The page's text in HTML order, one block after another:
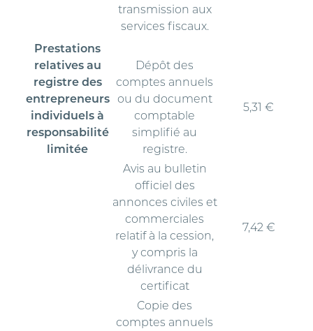
Prestations
relatives au
registre des
entrepreneurs
individuels à
responsabilité
limitée
transmission aux
services fiscaux.
Dépôt des
comptes annuels
ou du document
comptable
simplifié au
registre.
5,31 €
Avis au bulletin
officiel des
annonces civiles et
commerciales
relatif à la cession,
y compris la
délivrance du
certificat
7,42 €
Copie des
comptes annuels